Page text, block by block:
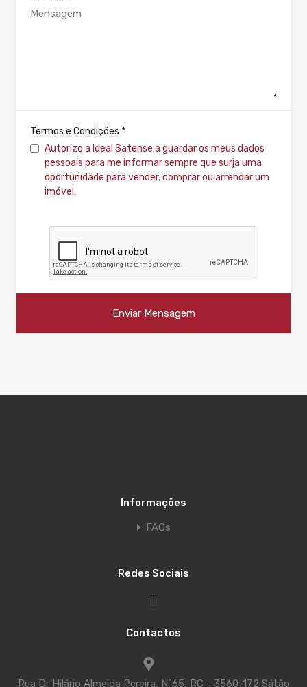
Termos e Condições *
Autorizo a Ideal Satense a guardar os meus dados
pessoais para me informar sempre que surja uma
oportunidade para vender, comprar ou arrendar um
imóvel.
Informações
FAQs
Redes Sociais
Contactos
Rua Dr Hilário Almeida Pereira, Nº65, RC - 3560-172 Sátão